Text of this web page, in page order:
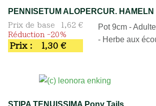
PENNISETUM ALOPERCUR. HAMELN
Prix de base
1,62 €
Réduction -20%
Prix : 1,30 €
Pot 9cm -
- Herbe aux